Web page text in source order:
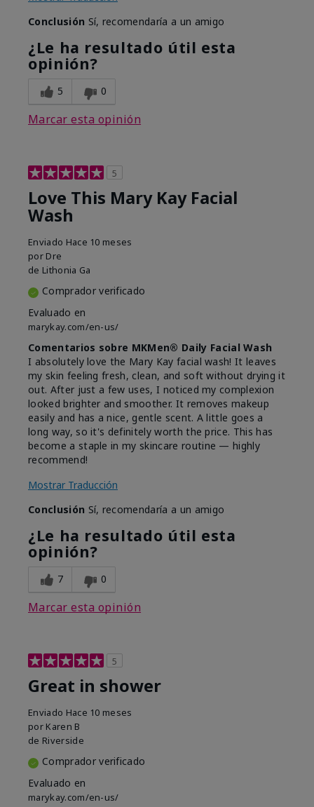
Conclusión Sí, recomendaría a un amigo
¿Le ha resultado útil esta
opinión?
5 0
Marcar esta opinión
5
Love This Mary Kay Facial
Wash
Enviado Hace 10 meses
por Dre
de Lithonia Ga
Comprador verificado
Evaluado en
marykay.com/en-us/
Comentarios sobre MKMen® Daily Facial Wash
I absolutely love the Mary Kay facial wash! It leaves
my skin feeling fresh, clean, and soft without drying it
out. After just a few uses, I noticed my complexion
looked brighter and smoother. It removes makeup
easily and has a nice, gentle scent. A little goes a
long way, so it's definitely worth the price. This has
become a staple in my skincare routine — highly
recommend!
Mostrar Traducción
Conclusión Sí, recomendaría a un amigo
¿Le ha resultado útil esta
opinión?
7 0
Marcar esta opinión
5
Great in shower
Enviado Hace 10 meses
por Karen B
de Riverside
Comprador verificado
Evaluado en
marykay.com/en-us/